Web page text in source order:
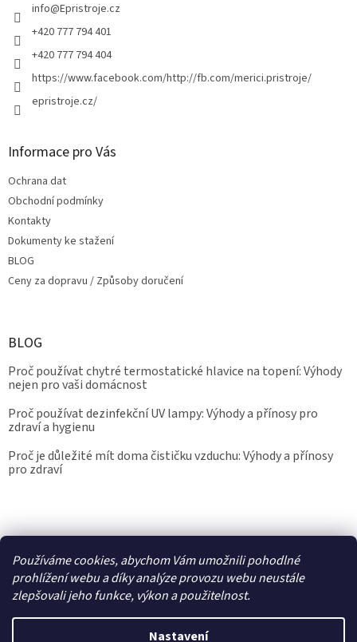
Používáme cookies, abychom Vám umožnili pohodlné
prohlížení webu a díky analýze provozu webu neustále
zlepšovali jeho funkce, výkon a použitelnost.
Nastavení
ý
p
info@Epristroje.cz
+420 777 794 401
+420 777 794 404
https://www.facebook.com/http://fb.com/merici.pristroje/
epristroje.cz/
Informace pro Vás
Ochrana dat
Obchodní podmínky
Kontakty
Dokumenty ke stažení
BLOG
Ceny za dopravu / Způsoby doručení
BLOG
Proč používat chytré termostatické hlavice na topení: Výhody
nejen pro vaši domácnost
Proč používat dezinfekční UV lampy: Výhody a přínosy pro
zdraví a hygienu
Proč je důležité mít doma čističku vzduchu: Výhody a přínosy
pro zdraví